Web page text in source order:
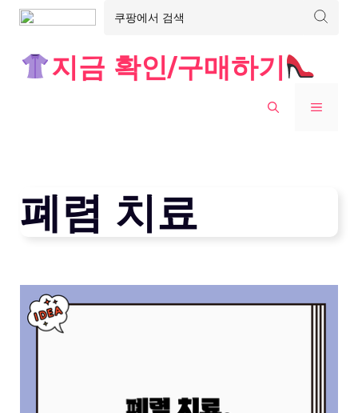
지금 확인/구매하기
MENU
폐렴 치료